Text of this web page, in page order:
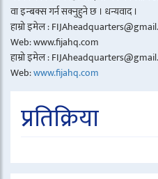
वा इन्बक्स गर्न सक्नुहुने छ । धन्यवाद ।
हाम्रो इमेल :
Web: www.fijahq.com
हाम्रो इमेल :
Web:www.fijahq.com
प्रतिक्रिया